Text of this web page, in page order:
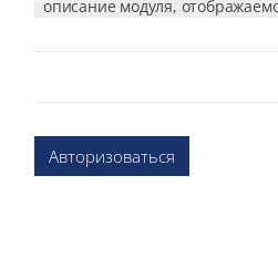
описание модуля,
Авторизоваться